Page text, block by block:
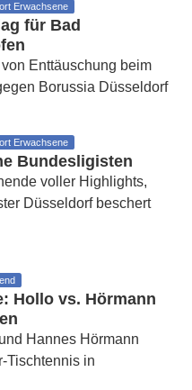
Erwachsene
für Bad
Enttäuschung beim
Borussia Düsseldorf
Erwachsene
Bundesligisten
voller Highlights,
Düsseldorf beschert
Hollo vs. Hörmann
Hannes Hörmann
Tischtennis in